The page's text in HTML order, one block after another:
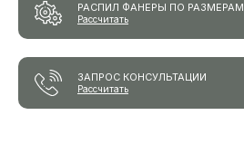
РАСПИЛ ФАНЕРЫ ПО РАЗМЕРАМ
Рассчитать
ЗАПРОС КОНСУЛЬТАЦИИ
Рассчитать